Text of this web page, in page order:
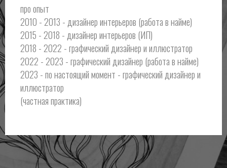
про опыт
2010 - 2013 - дизайнер интерьеров (работа в найме)
2015 - 2018 - дизайнер интерьеров (ИП)
2018 - 2022 - графический дизайнер и иллюстратор
2022 - 2023 - графический дизайнер (работа в найме)
2023 - по настоящий момент - графический дизайнер и
иллюстратор
(частная практика)